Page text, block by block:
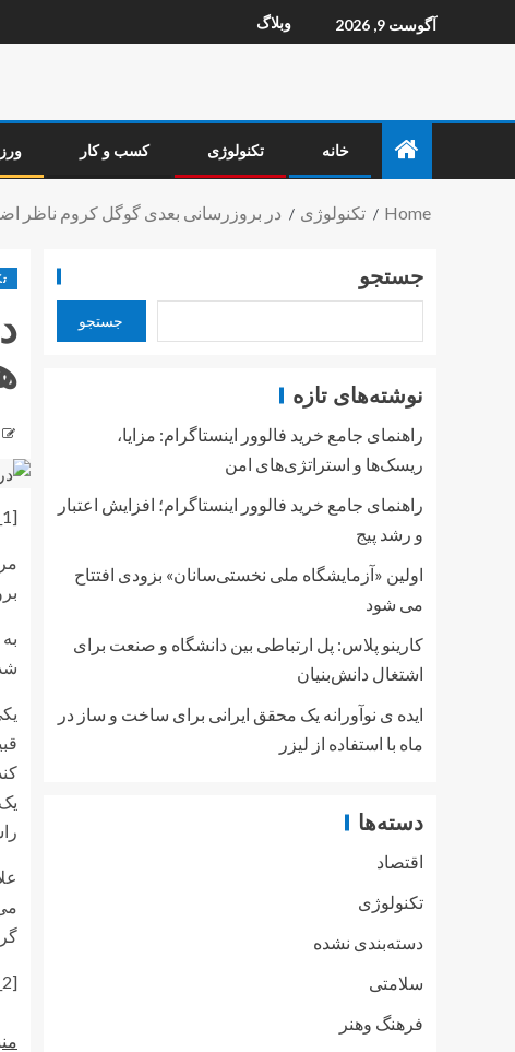
آگوست 9, 2026 وبلاگ
خانه تکنولوژی کسب و کار
Home تکنولوژی در بروزرسانی بعدی گوگل کروم ناظر
[ad_1]
[ad_2]
جستجو
جستجو
نوشته‌های تازه
راهنمای جامع خرید فالوور اینستاگرام: مزایا،
ریسک‌ها و استراتژی‌های امن
راهنمای جامع خرید فالوور اینستاگرام؛ افزایش اعتبار
و رشد پیج
اولین «آزمایشگاه ملی نخستی‌سانان» بزودی افتتاح
می شود
کارینو پلاس: پل ارتباطی بین دانشگاه و صنعت برای
اشتغال دانش‌بنیان
ایده ی نوآورانه یک محقق ایرانی برای ساخت و ساز در
ماه با استفاده از لیزر
دسته‌ها
اقتصاد
تکنولوژی
دسته‌بندی نشده
سلامتی
فرهنگ وهنر